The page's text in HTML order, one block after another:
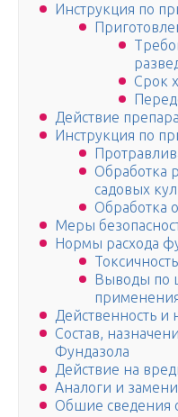
Инструкция по
Срок
Действие
Инструкция по
Обработка
садовых
Обработка
Меры
Нормы расхода
Выводы по
Действенность и
Состав,
Фундазола
Действие на
Аналоги и
Обшие сведения